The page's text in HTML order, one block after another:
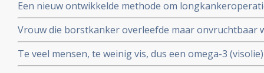
Een nieuw ontwikkelde methode om
virtualrealitybril blijkt zeer succesvol. Aldus chirurgen
Vrouw die borstkanker overleefde maar onvruchtbaar
chemotherapie krijgt toch baby door ingevroren eitje
toe te passen.
Te veel mensen, te weinig vis, dus een omega-3
gepubliceerd in Nature